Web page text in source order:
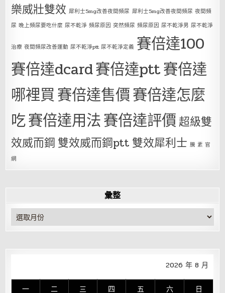
樂威壯雙效 犀利士5mg改善夜間頻尿 犀利士5mg改善夜間頻尿 夜間頻
尿 晚上頻尿要吃什麼 尿不乾淨 頻尿原因 突然頻尿 頻尿原因 尿不乾淨男 尿不乾淨
治療 夜間頻尿改善運動 尿不乾淨ptt 尿不乾淨定義 賽倍達100
賽倍達dcard賽倍達ptt賽倍達
哪裡買賽倍達售價賽倍達怎麼
吃賽倍達用法賽倍達評價超級雙
效威而鋼 雙效威而鋼ptt 雙效犀利士 騰 素 官
網
彙整
彙
整
2026 年 8 月
一 二 三 四 五 六 日